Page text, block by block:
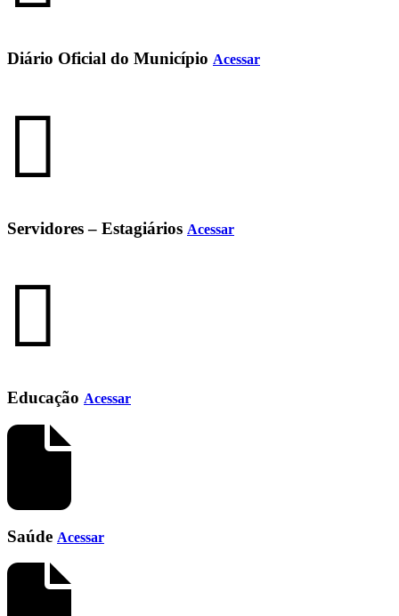
Diário Oficial do Município Acessar
Servidores – Estagiários Acessar
Educação Acessar
Saúde Acessar